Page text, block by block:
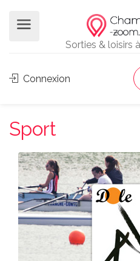
Sorties & loisirs
Connexion
Sport